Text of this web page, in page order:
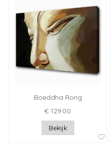
Boeddha Rong
€ 129.00
Bekijk